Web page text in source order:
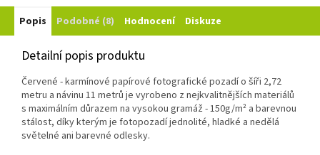
Popis Podobné (8) Hodnocení Diskuze
Detailní popis produktu
Červené - karmínové papírové fotografické pozadí o šíři 2,72
metru a návinu 11 metrů je vyrobeno z nejkvalitnějších materiálů
s maximálním důrazem na vysokou gramáž - 150g/m² a barevnou
stálost, díky kterým je fotopozadí jednolité, hladké a nedělá
světelné ani barevné odlesky.